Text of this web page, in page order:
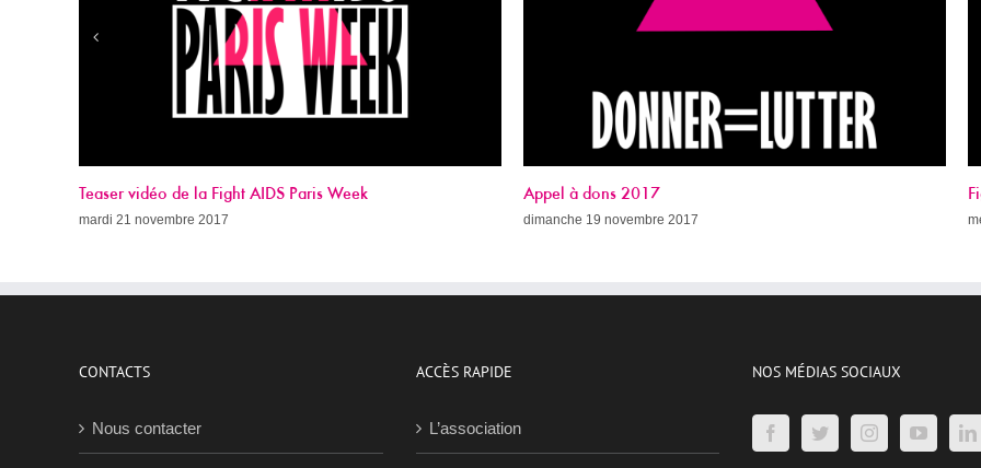
Appel à dons 2017
dimanche 19 novembre 2017
Fight AIDS Paris Week (avec le programme !)
mercredi 8 novembre 2017
CONTACTS
Nous contacter
ACCÈS RAPIDE
L’association
NOS MÉDIAS SOCIAUX